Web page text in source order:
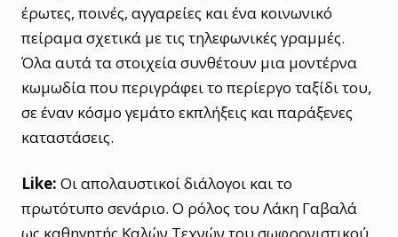
έρωτες, ποινές, αγγαρείες και ένα κοινωνικό
πείραμα σχετικά με τις τηλεφωνικές γραμμές.
Όλα αυτά τα στοιχεία συνθέτουν μια μοντέρνα
κωμωδία που περιγράφει το περίεργο ταξίδι του,
σε έναν κόσμο γεμάτο εκπλήξεις και παράξενες
καταστάσεις.
Like: Οι απολαυστικοί διάλογοι και το
πρωτότυπο σενάριο. Ο ρόλος του Λάκη Γαβαλά